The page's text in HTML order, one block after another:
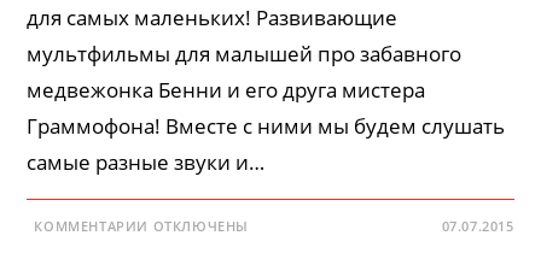
для самых маленьких! Развивающие
мультфильмы для малышей про забавного
медвежонка Бенни и его друга мистера
Граммофона! Вместе с ними мы будем слушать
самые разные звуки и…
КОММЕНТАРИИ КОТКЛЮЧЕНЫ 07.07.2015